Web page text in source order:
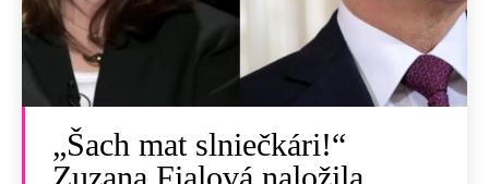
„Šach mat slniečkári!“
Zuzana Fialová naložila